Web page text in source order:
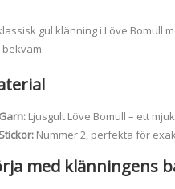
gul klänning i Löve Bomull
bekväm.
Garn: Ljusgult Löve Bomull – ett
Stickor: Nummer 2, perfekta för
med klänningens